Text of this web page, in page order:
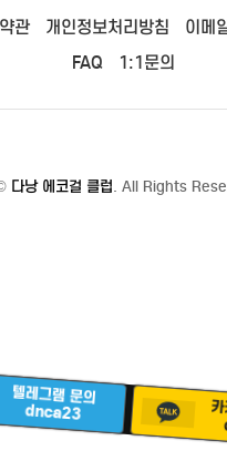
관 개인정보처리방침
이메
FAQ
1:1문의
다낭 에코걸 클럽. All Rights
텔레그램 문의
dnca23